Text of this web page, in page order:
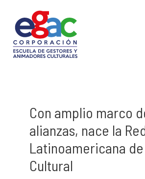
contenido
Con amplio marco
alianzas, nace la
Latinoamericana
Cultural